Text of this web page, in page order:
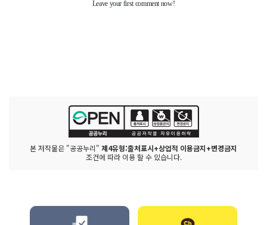
본 저작물은 "공공누리" 제4유형:출처표시+상업적 이용금지+변경금지
조건에 따라 이용 할 수 있습니다.